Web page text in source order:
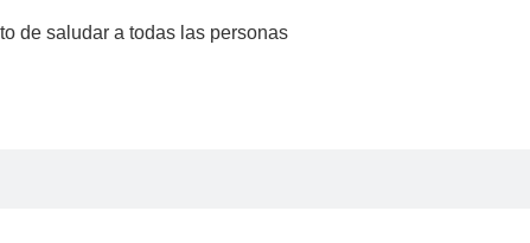
de saludar a todas las personas